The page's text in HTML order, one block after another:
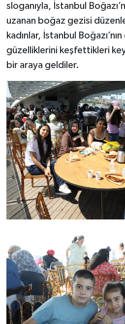
sloganıyla, İstanbul
uzanan boğaz gezisi
kadınlar, İstanbul
güzelliklerini keşfettikleri
bir araya geldiler.
YAŞAM